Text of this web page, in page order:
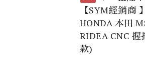
【SYM經銷商 】
HONDA 本田
RIDEA CNC 握
款)